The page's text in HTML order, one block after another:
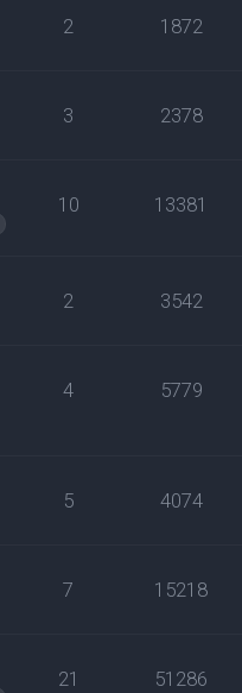
2 1872
3 2378
10 13381
2 3542
4 5779
5 4074
7 15218
21 51286